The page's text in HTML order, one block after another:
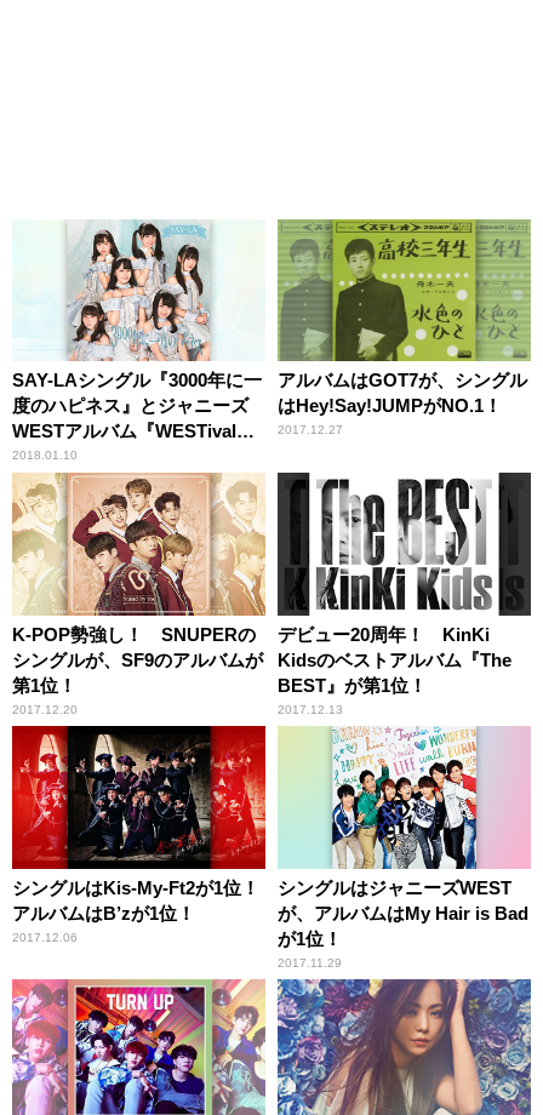
SAY-LAシングル『3000年に一
度のハピネス』とジャニーズ
WESTアルバム『WESTival』
が第1位！
2018.01.10
アルバムはGOT7が、シングル
はHey!Say!JUMPがNO.1！
2017.12.27
K-POP勢強し！ SNUPERの
シングルが、SF9のアルバムが
第1位！
2017.12.20
デビュー20周年！ KinKi
Kidsのベストアルバム『The
BEST』が第1位！
2017.12.13
シングルはKis-My-Ft2が1位！
アルバムはB’zが1位！
2017.12.06
シングルはジャニーズWEST
が、アルバムはMy Hair is Bad
が1位！
2017.11.29